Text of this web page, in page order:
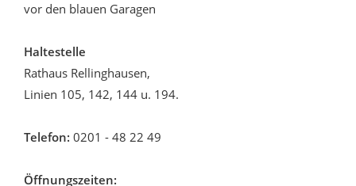
vor den blauen Garagen
Haltestelle
Rathaus Rellinghausen,
Linien 105, 142, 144 u. 194.
Telefon: 0201 - 48 22 49
Öffnungszeiten: